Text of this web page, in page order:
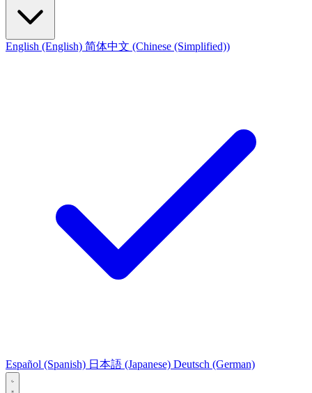
English (English) 简体中文 (Chinese (Simplified))
Español (Spanish) 日本語 (Japanese) Deutsch (German)